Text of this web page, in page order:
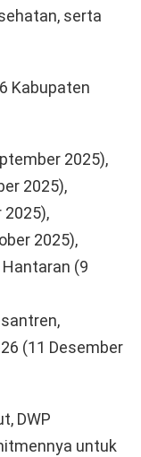
serta
Kabupaten
2025),
2025),
2025),
2025),
(9
(11 Desember
DWP
untuk